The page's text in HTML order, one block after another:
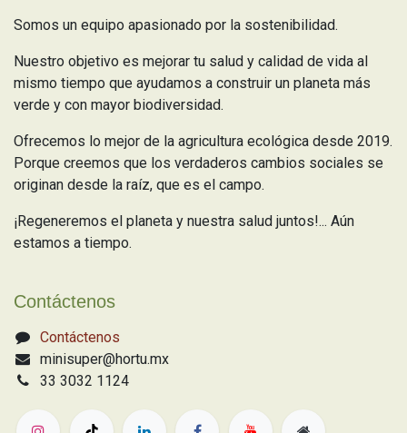
Somos un equipo apasionado por la sostenibilidad.
Nuestro objetivo es mejorar tu salud y calidad de vida al
mismo tiempo que ayudamos a construir un planeta más
verde y con mayor biodiversidad.
Ofrecemos lo mejor de la agricultura ecológica desde 2019.
Porque creemos que los verdaderos cambios sociales se
originan desde la raíz, que es el campo.
¡Regeneremos el planeta y nuestra salud juntos!... Aún
estamos a tiempo.
Contáctenos
Contáctenos
minisuper@hortu.mx
33 3032 1124